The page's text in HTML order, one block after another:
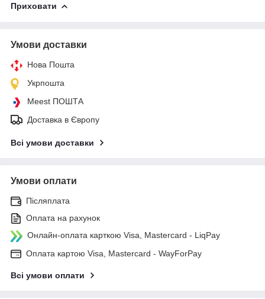
Приховати
Умови доставки
Нова Пошта
Укрпошта
Meest ПОШТА
Доставка в Європу
Всі умови доставки
Умови оплати
Післяплата
Оплата на рахунок
Онлайн-оплата карткою Visa, Mastercard - LiqPay
Оплата картою Visa, Mastercard - WayForPay
Всі умови оплати